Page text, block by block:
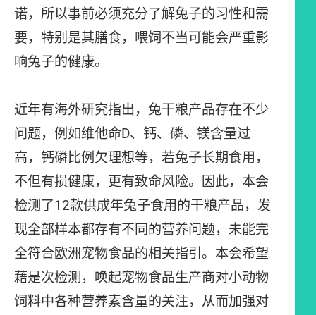
诺，所以事前必须充分了解兔子的习性和需
要，特别是其膳食，喂饲不当可能会严重影
响兔子的健康。
近年有海外研究指出，兔干粮产品存在不少
问题，例如维他命D、钙、磷、镁含量过
高，钙磷比例欠理想等，若兔子长期食用，
不但有损健康，更有致命风险。因此，本会
检测了12款供成年兔子食用的干粮产品，发
现全部样本都存有不同的营养问题，未能完
全符合欧洲宠物食品的相关指引。本会希望
藉是次检测，唤起宠物食品生产商对小动物
饲料中各种营养素含量的关注，从而加强对